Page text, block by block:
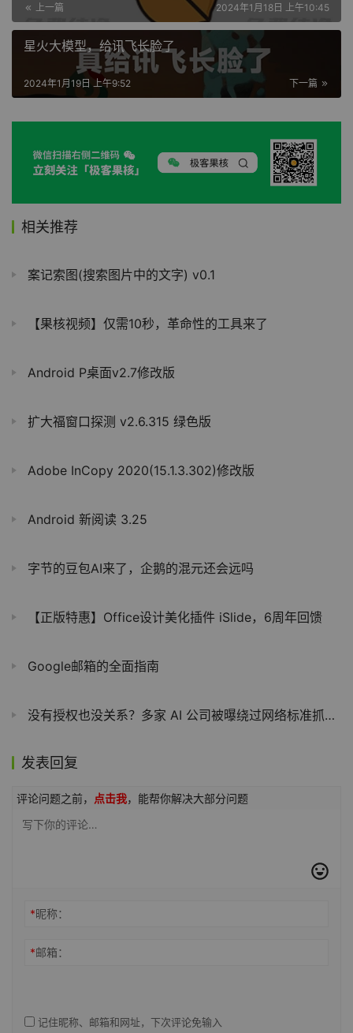
上一篇 2024年1月18日 上午10:45
星火大模型，给讯飞长脸了
下一篇
2024年1月19日 上午9:52
相关推荐
案记索图(搜索图片中的文字) v0.1
【果核视频】仅需10秒，革命性的工具来了
Android P桌面v2.7修改版
扩大福窗口探测 v2.6.315 绿色版
Adobe InCopy 2020(15.1.3.302)修改版
Android 新阅读 3.25
字节的豆包AI来了，企鹅的混元还会远吗
【正版特惠】Office设计美化插件 iSlide，6周年回馈
Google邮箱的全面指南
没有授权也没关系？多家 AI 公司被曝绕过网络标准抓取新闻出版商网站内容
发表回复
评论问题之前， 点击我，能帮你解决大部分问题
*昵称：
*邮箱：
记住昵称、邮箱和网址，下次评论免输入